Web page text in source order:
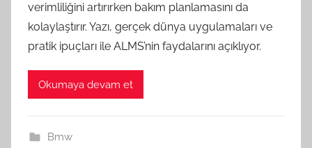
verimliliğini artırırken bakım planlamasını da
kolaylaştırır. Yazı, gerçek dünya uygulamaları ve
pratik ipuçları ile ALMS’nin faydalarını açıklıyor.
Okumaya devam et
Bmw